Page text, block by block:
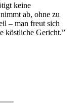
keine
ab, ohne zu
– man freut sich
köstliche Gericht.”